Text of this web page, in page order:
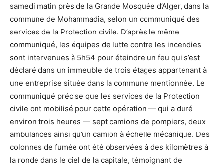
samedi matin près de la Grande Mosquée d’Alger, dans la
commune de Mohammadia, selon un communiqué des
services de la Protection civile. D’après le même
communiqué, les équipes de lutte contre les incendies
sont intervenues à 5h54 pour éteindre un feu qui s’est
déclaré dans un immeuble de trois étages appartenant à
une entreprise située dans la commune mentionnée. Le
communiqué précise que les services de la Protection
civile ont mobilisé pour cette opération — qui a duré
environ trois heures — sept camions de pompiers, deux
ambulances ainsi qu’un camion à échelle mécanique. Des
colonnes de fumée ont été observées à des kilomètres à
la ronde dans le ciel de la capitale, témoignant de